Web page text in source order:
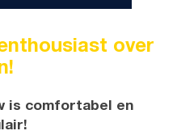
over
is comfortabel en